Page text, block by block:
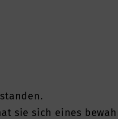
sie sich eines